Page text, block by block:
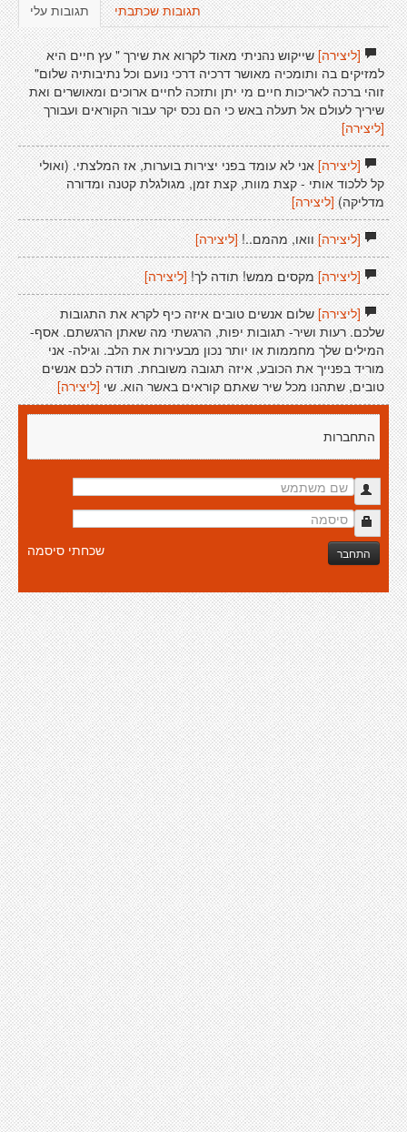
תגובות עלי תגובות שכתבתי
[ליצירה]שייקוש נהניתי מאוד לקרוא את שירך " עץ חיים היא
למזיקים בה ותומכיה מאושר דרכיה דרכי נועם וכל נתיבותיה שלום"
זוהי ברכה לאריכות חיים מי יתן ותזכה לחיים ארוכים ומאושרים ואת
שיריך לעולם אל תעלה באש כי הם נכס יקר עבור הקוראים ועבורך
[ליצירה]
[ליצירה]אני לא עומד בפני יצירות בוערות, אז המלצתי. (ואולי
קל ללכוד אותי - קצת מוות, קצת זמן, מגולגלת קטנה ומדורה
מדליקה)[ליצירה]
[ליצירה]וואו, מהמם..! [ליצירה]
[ליצירה]מקסים ממש! תודה לך! [ליצירה]
[ליצירה]שלום אנשים טובים איזה כיף לקרא את התגובות
שלכם. רעות ושיר- תגובות יפות, הרגשתי מה שאתן הרגשתם. אסף-
המילים שלך מחממות או יותר נכון מבעירות את הלב. וגילה- אני
מוריד בפנייך את הכובע, איזה תגובה משובחת. תודה לכם אנשים
טובים, שתהנו מכל שיר שאתם קוראים באשר הוא. שי [ליצירה]
התחברות
התחבר שכחתי סיסמה